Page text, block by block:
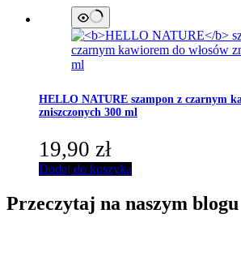
HELLO NATURE szampon z czarnym
zniszczonych 300 ml
19,90 zł
Dodaj do koszyka
Przeczytaj na naszym blogu